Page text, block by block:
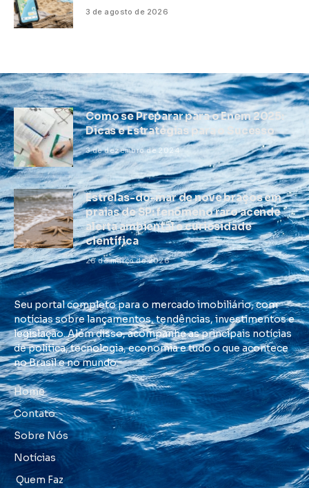
3 de agosto de 2026
Como se Preparar para o Enem 2025:
Dicas e Estratégias para o Sucesso
3 de dezembro de 2024
Estrelas-do-mar de nove braços em
praias de SP: fenômeno raro acende
alerta ambiental e curiosidade
científica
26 de março de 2026
Seu portal completo para o mercado imobiliário, com
notícias sobre lançamentos, tendências, investimentos e
legislação. Além disso, acompanhe as principais notícias
de política, tecnologia, economia e tudo o que acontece
no Brasil e no mundo.
Home
Contato
Sobre Nós
Notícias
Quem Faz